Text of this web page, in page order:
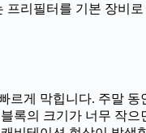
리필터를 기본 장비
르게 막힙니다. 주말
록의 크기가 너무 작